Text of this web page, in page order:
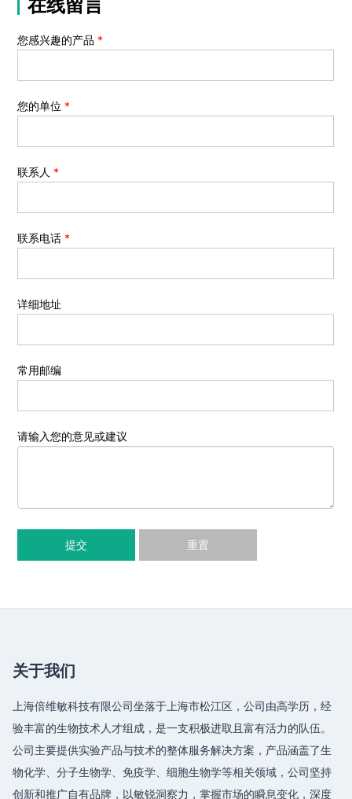
在线留言
您感兴趣的产品 *
您的单位 *
联系人 *
联系电话 *
详细地址
常用邮编
请输入您的意见或建议
提交 重置
关于我们
上海倍维敏科技有限公司坐落于上海市松江区，公司由高学历，经
验丰富的生物技术人才组成，是一支积极进取且富有活力的队伍。
公司主要提供实验产品与技术的整体服务解决方案，产品涵盖了生
物化学、分子生物学、免疫学、细胞生物学等相关领域，公司坚持
创新和推广自有品牌，以敏锐洞察力，掌握市场的瞬息变化，深度